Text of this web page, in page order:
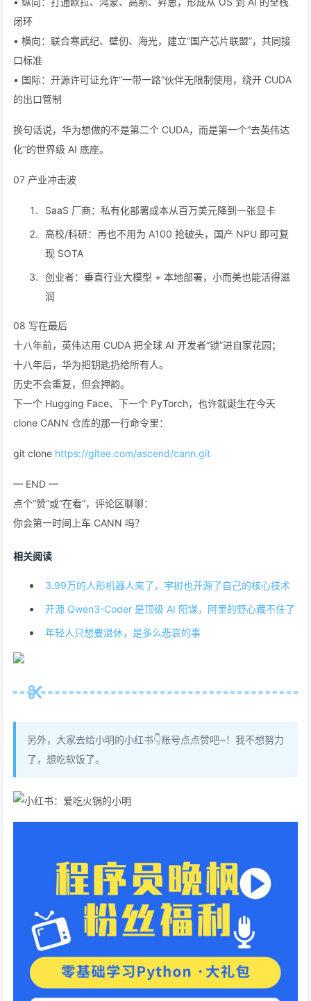
闭环
• 横向：联合寒武纪、壁仞、海光，建立“国产芯片联盟”，共同接
口标准
• 国际：开源许可证允许“一带一路”伙伴无限制使用，绕开 CUDA
的出口管制
换句话说，华为想做的不是第二个 CUDA，而是第一个“去英伟达
化”的世界级 AI 底座。
07 产业冲击波
SaaS 厂商：私有化部署成本从百万美元降到一张显卡
高校/科研：再也不用为 A100 抢破头，国产 NPU 即可复
现 SOTA
创业者：垂直行业大模型 + 本地部署，小而美也能活得滋
润
08 写在最后
十八年前，英伟达用 CUDA 把全球 AI 开发者“锁”进自家花园；
十八年后，华为把钥匙扔给所有人。
历史不会重复，但会押韵。
下一个 Hugging Face、下一个 PyTorch，也许就诞生在今天
clone CANN 仓库的那一行命令里：
git clone https://gitee.com/ascend/cann.git
— END —
点个“赞”或“在看”，评论区聊聊：
你会第一时间上车 CANN 吗？
相关阅读
3.99万的人形机器人来了，宇树也开源了自己的核心技术
开源 Qwen3-Coder 是顶级 AI 阳谋，阿里的野心藏不住了
年轻人只想要退休，是多么悲哀的事
另外，大家去给小明的小红书👇账号点点赞吧~！我不想努力
了，想吃软饭了。